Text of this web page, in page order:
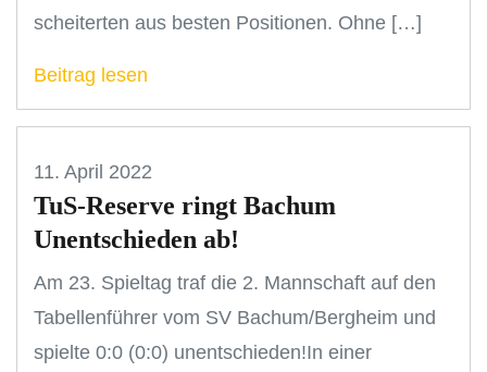
scheiterten aus besten Positionen. Ohne […]
Beitrag lesen
11. April 2022
TuS-Reserve ringt Bachum
Unentschieden ab!
Am 23. Spieltag traf die 2. Mannschaft auf den
Tabellenführer vom SV Bachum/Bergheim und
spielte 0:0 (0:0) unentschieden!In einer